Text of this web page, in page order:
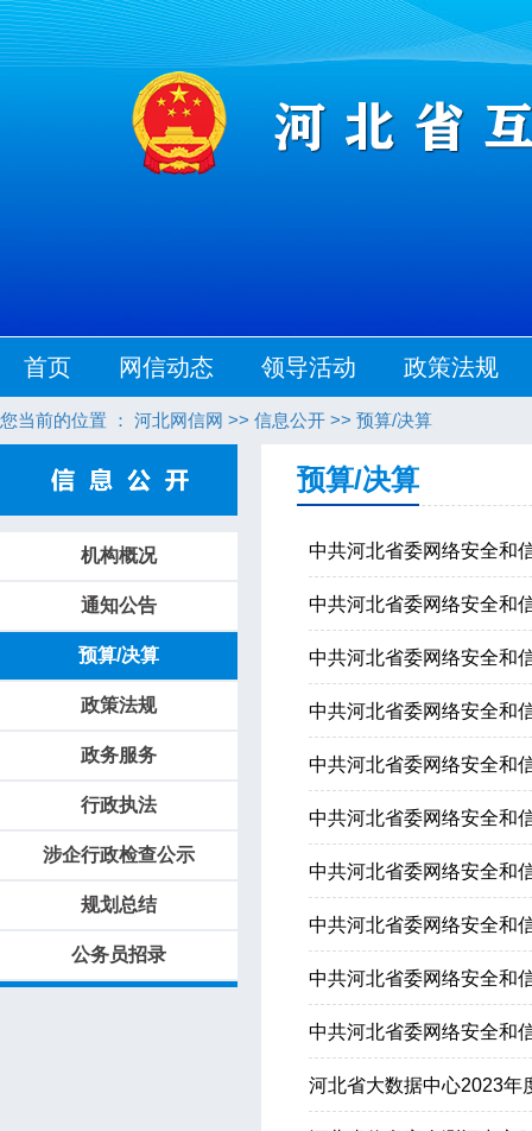
首页 网信动态 领导活动 政策法规
您当前的位置 ： 河北网信网 >> 信息公开 >> 预算/决算
机构概况
通知公告
预算/决算
政策法规
政务服务
行政执法
涉企行政检查公示
规划总结
公务员招录
预算/决算
中共河北省委网络安全和
中共河北省委网络安全和
中共河北省委网络安全和
中共河北省委网络安全和
中共河北省委网络安全和
中共河北省委网络安全和
中共河北省委网络安全和
中共河北省委网络安全和
中共河北省委网络安全和
中共河北省委网络安全和
河北省大数据中心2023年